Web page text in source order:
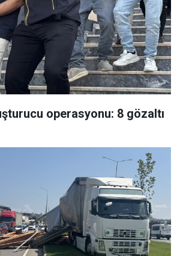
operasyonu: 8 gözaltı